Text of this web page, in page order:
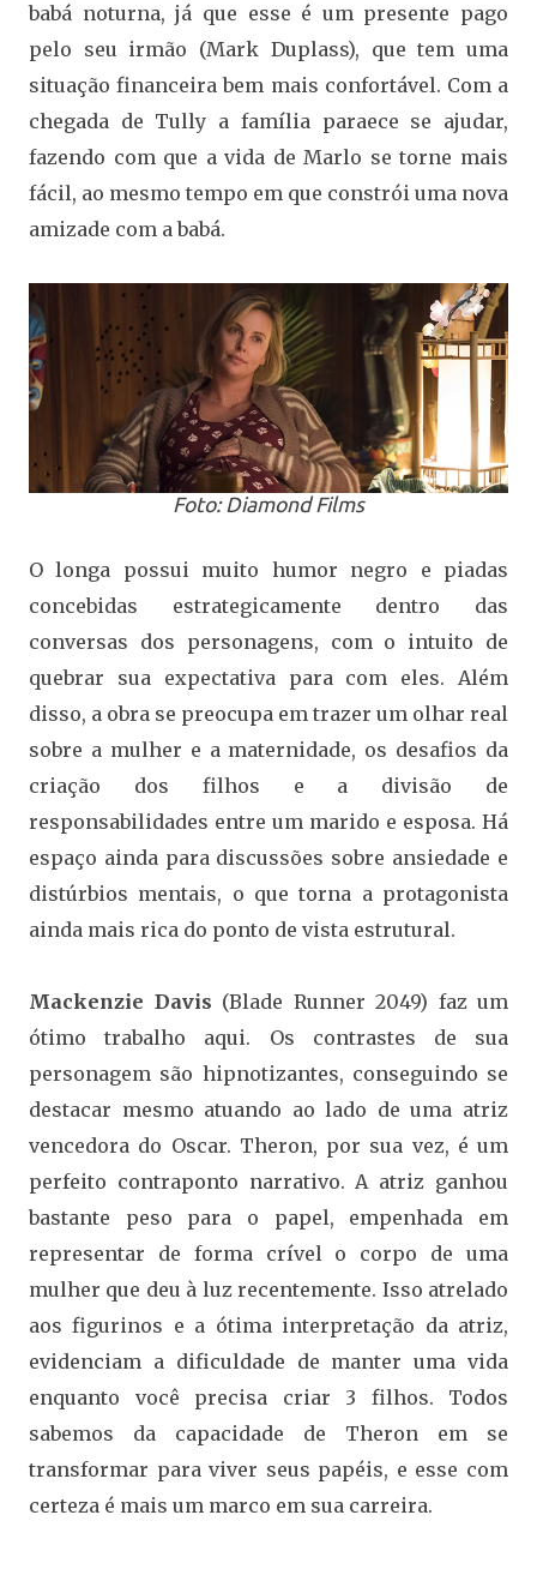
babá noturna, já que esse é um presente pago
pelo seu irmão (Mark Duplass), que tem uma
situação financeira bem mais confortável. Com a
chegada de Tully a família paraece se ajudar,
fazendo com que a vida de Marlo se torne mais
fácil, ao mesmo tempo em que constrói uma nova
amizade com a babá.
Foto: Diamond Films
O longa possui muito humor negro e piadas
concebidas estrategicamente dentro das
conversas dos personagens, com o intuito de
quebrar sua expectativa para com eles. Além
disso, a obra se preocupa em trazer um olhar real
sobre a mulher e a maternidade, os desafios da
criação dos filhos e a divisão de
responsabilidades entre um marido e esposa. Há
espaço ainda para discussões sobre ansiedade e
distúrbios mentais, o que torna a protagonista
ainda mais rica do ponto de vista estrutural.
Mackenzie Davis (Blade Runner 2049) faz um
ótimo trabalho aqui. Os contrastes de sua
personagem são hipnotizantes, conseguindo se
destacar mesmo atuando ao lado de uma atriz
vencedora do Oscar. Theron, por sua vez, é um
perfeito contraponto narrativo. A atriz ganhou
bastante peso para o papel, empenhada em
representar de forma crível o corpo de uma
mulher que deu à luz recentemente. Isso atrelado
aos figurinos e a ótima interpretação da atriz,
evidenciam a dificuldade de manter uma vida
enquanto você precisa criar 3 filhos. Todos
sabemos da capacidade de Theron em se
transformar para viver seus papéis, e esse com
certeza é mais um marco em sua carreira.